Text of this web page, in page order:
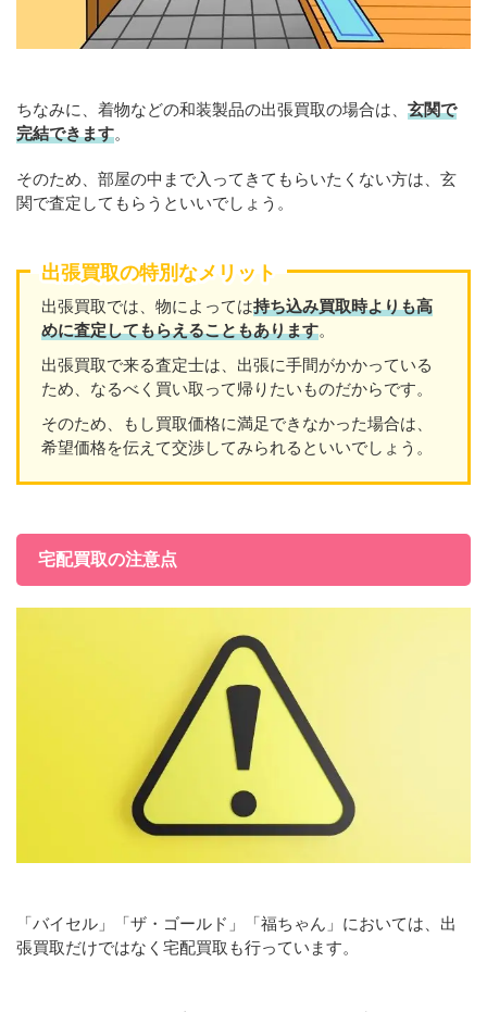
ちなみに、着物などの和装製品の出張買取の場合は、 玄関で
完結できます。
そのため、部屋の中まで入ってきてもらいたくない方は、玄
関で査定してもらうといいでしょう。
出張買取の特別なメリット
出張買取では、物によっては持ち込み買取時よりも高
めに査定してもらえることもあります。
出張買取で来る査定士は、出張に手間がかかっている
ため、なるべく買い取って帰りたいものだからです。
そのため、もし買取価格に満足できなかった場合は、
希望価格を伝えて交渉してみられるといいでしょう。
宅配買取の注意点
「バイセル」「ザ・ゴールド」「福ちゃん」においては、出
張買取だけではなく宅配買取も行っています。